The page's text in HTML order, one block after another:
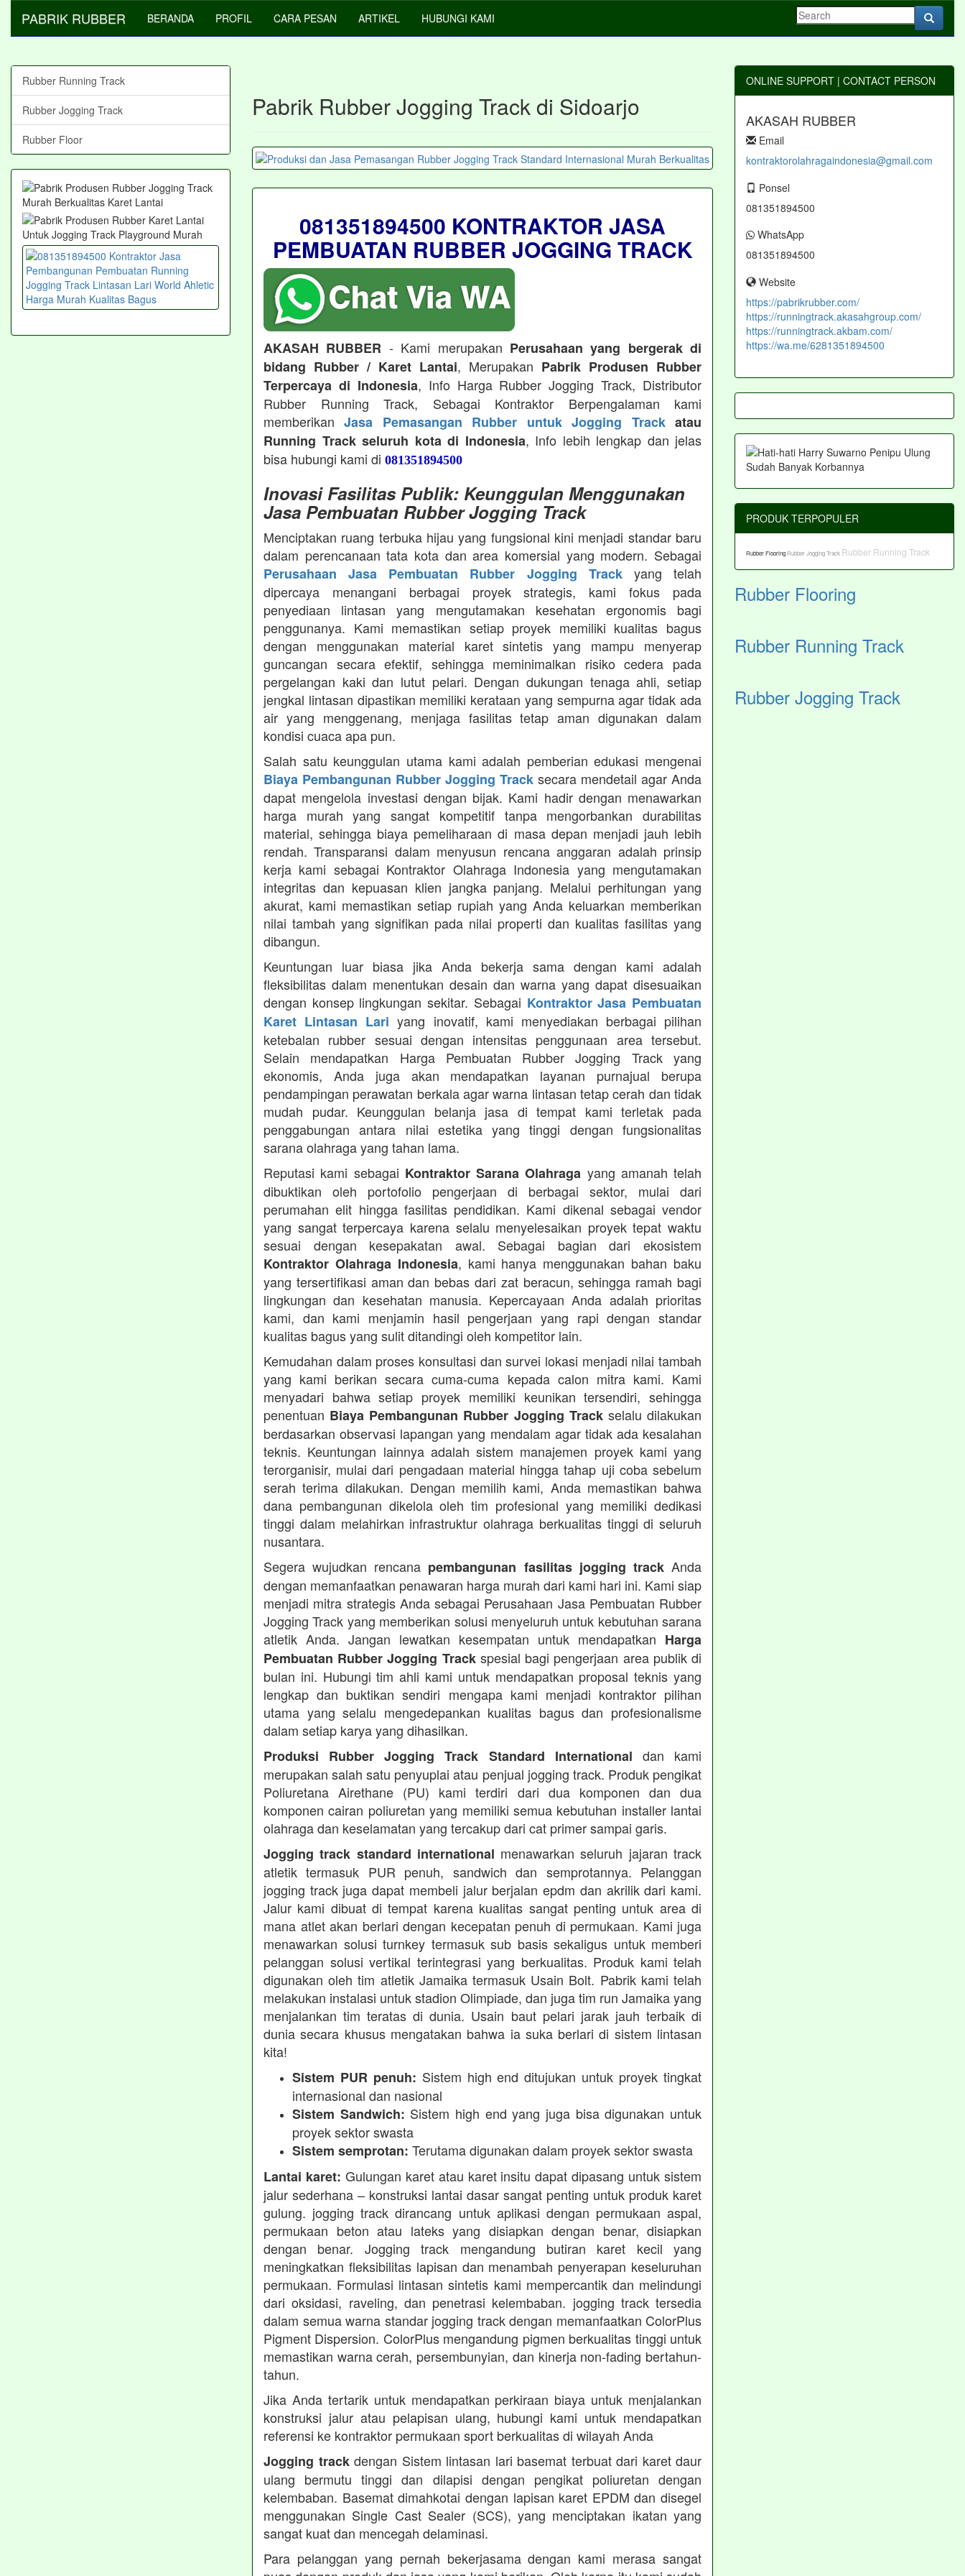
PABRIK RUBBER BERANDA PROFIL CARA PESAN ARTIKEL HUBUNGI KAMI
Pabrik Rubber Jogging Track di Sidoarjo
081351894500 KONTRAKTOR JASA
PEMBUATAN RUBBER JOGGING TRACK
AKASAH RUBBER - Kami merupakan Perusahaan yang bergerak di
bidang Rubber / Karet Lantai, Merupakan Pabrik Produsen Rubber
Terpercaya di Indonesia, Info Harga Rubber Jogging Track, Distributor
Rubber Running Track, Sebagai Kontraktor Berpengalaman kami
memberikanJasa Pemasangan Rubber untuk Jogging Trackatau
Running Track seluruh kota di Indonesia, Info lebih lengkap dan jelas
bisa hubungi kami di 081351894500
Inovasi Fasilitas Publik: Keunggulan Menggunakan
Jasa Pembuatan Rubber Jogging Track
Menciptakan ruang terbuka hijau yang fungsional kini menjadi standar baru
dalam perencanaan tata kota dan area komersial yang modern. Sebagai
Perusahaan Jasa Pembuatan Rubber Jogging Trackyang telah
dipercaya menangani berbagai proyek strategis, kami fokus pada
penyediaan lintasan yang mengutamakan kesehatan ergonomis bagi
penggunanya. Kami memastikan setiap proyek memiliki kualitas bagus
dengan menggunakan material karet sintetis yang mampu menyerap
guncangan secara efektif, sehingga meminimalkan risiko cedera pada
pergelangan kaki dan lutut pelari. Dengan dukungan tenaga ahli, setiap
jengkal lintasan dipastikan memiliki kerataan yang sempurna agar tidak ada
air yang menggenang, menjaga fasilitas tetap aman digunakan dalam
kondisi cuaca apa pun.
Salah satu keunggulan utama kami adalah pemberian edukasi mengenai
Biaya Pembangunan Rubber Jogging Track secara mendetail agar Anda
dapat mengelola investasi dengan bijak. Kami hadir dengan menawarkan
harga murah yang sangat kompetitif tanpa mengorbankan durabilitas
material, sehingga biaya pemeliharaan di masa depan menjadi jauh lebih
rendah. Transparansi dalam menyusun rencana anggaran adalah prinsip
kerja kami sebagai Kontraktor Olahraga Indonesia yang mengutamakan
integritas dan kepuasan klien jangka panjang. Melalui perhitungan yang
akurat, kami memastikan setiap rupiah yang Anda keluarkan memberikan
nilai tambah yang signifikan pada nilai properti dan kualitas fasilitas yang
dibangun.
Keuntungan luar biasa jika Anda bekerja sama dengan kami adalah
fleksibilitas dalam menentukan desain dan warna yang dapat disesuaikan
dengan konsep lingkungan sekitar. Sebagai Kontraktor Jasa Pembuatan
Karet Lintasan Lari yang inovatif, kami menyediakan berbagai pilihan
ketebalan rubber sesuai dengan intensitas penggunaan area tersebut.
Selain mendapatkan Harga Pembuatan Rubber Jogging Track yang
ekonomis, Anda juga akan mendapatkan layanan purnajual berupa
pendampingan perawatan berkala agar warna lintasan tetap cerah dan tidak
mudah pudar. Keunggulan belanja jasa di tempat kami terletak pada
penggabungan antara nilai estetika yang tinggi dengan fungsionalitas
sarana olahraga yang tahan lama.
Reputasi kami sebagai Kontraktor Sarana Olahraga yang amanah telah
dibuktikan oleh portofolio pengerjaan di berbagai sektor, mulai dari
perumahan elit hingga fasilitas pendidikan. Kami dikenal sebagai vendor
yang sangat terpercaya karena selalu menyelesaikan proyek tepat waktu
sesuai dengan kesepakatan awal. Sebagai bagian dari ekosistem
Kontraktor Olahraga Indonesia, kami hanya menggunakan bahan baku
yang tersertifikasi aman dan bebas dari zat beracun, sehingga ramah bagi
lingkungan dan kesehatan manusia. Kepercayaan Anda adalah prioritas
kami, dan kami menjamin hasil pengerjaan yang rapi dengan standar
kualitas bagus yang sulit ditandingi oleh kompetitor lain.
Kemudahan dalam proses konsultasi dan survei lokasi menjadi nilai tambah
yang kami berikan secara cuma-cuma kepada calon mitra kami. Kami
menyadari bahwa setiap proyek memiliki keunikan tersendiri, sehingga
penentuan Biaya Pembangunan Rubber Jogging Trackselalu dilakukan
berdasarkan observasi lapangan yang mendalam agar tidak ada kesalahan
teknis. Keuntungan lainnya adalah sistem manajemen proyek kami yang
terorganisir, mulai dari pengadaan material hingga tahap uji coba sebelum
serah terima dilakukan. Dengan memilih kami, Anda memastikan bahwa
dana pembangunan dikelola oleh tim profesional yang memiliki dedikasi
tinggi dalam melahirkan infrastruktur olahraga berkualitas tinggi di seluruh
nusantara.
Segera wujudkan rencana pembangunan fasilitas jogging trackAnda
dengan memanfaatkan penawaran harga murah dari kami hari ini. Kami siap
menjadi mitra strategis Anda sebagai Perusahaan Jasa Pembuatan Rubber
Jogging Track yang memberikan solusi menyeluruh untuk kebutuhan sarana
atletik Anda. Jangan lewatkan kesempatan untuk mendapatkan Harga
Pembuatan Rubber Jogging Trackspesial bagi pengerjaan area publik di
bulan ini. Hubungi tim ahli kami untuk mendapatkan proposal teknis yang
lengkap dan buktikan sendiri mengapa kami menjadi kontraktor pilihan
utama yang selalu mengedepankan kualitas bagus dan profesionalisme
dalam setiap karya yang dihasilkan.
Produksi Rubber Jogging Track Standard International dan kami
merupakan salah satu penyuplai atau penjual jogging track. Produk pengikat
Poliuretana Airethane (PU) kami terdiri dari dua komponen dan dua
komponen cairan poliuretan yang memiliki semua kebutuhan installer lantai
olahraga dan keselamatan yang tercakup dari cat primer sampai garis.
Jogging track standard international menawarkan seluruh jajaran track
atletik termasuk PUR penuh, sandwich dan semprotannya. Pelanggan
jogging track juga dapat membeli jalur berjalan epdm dan akrilik dari kami.
Jalur kami dibuat di tempat karena kualitas sangat penting untuk area di
mana atlet akan berlari dengan kecepatan penuh di permukaan. Kami juga
menawarkan solusi turnkey termasuk sub basis sekaligus untuk memberi
pelanggan solusi vertikal terintegrasi yang berkualitas. Produk kami telah
digunakan oleh tim atletik Jamaika termasuk Usain Bolt. Pabrik kami telah
melakukan instalasi untuk stadion Olimpiade, dan juga tim run Jamaika yang
menjalankan tim teratas di dunia. Usain baut pelari jarak jauh terbaik di
dunia secara khusus mengatakan bahwa ia suka berlari di sistem lintasan
kita!
Sistem PUR penuh: Sistem high end ditujukan untuk proyek tingkat
internasional dan nasional
Sistem Sandwich: Sistem high end yang juga bisa digunakan untuk
proyek sektor swasta
Sistem semprotan: Terutama digunakan dalam proyek sektor swasta
Lantai karet: Gulungan karet atau karet insitu dapat dipasang untuk sistem
jalur sederhana – konstruksi lantai dasar sangat penting untuk produk karet
gulung. jogging track dirancang untuk aplikasi dengan permukaan aspal,
permukaan beton atau lateks yang disiapkan dengan benar, disiapkan
dengan benar. Jogging track mengandung butiran karet kecil yang
meningkatkan fleksibilitas lapisan dan menambah penyerapan keseluruhan
permukaan. Formulasi lintasan sintetis kami mempercantik dan melindungi
dari oksidasi, raveling, dan penetrasi kelembaban. jogging track tersedia
dalam semua warna standar jogging track dengan memanfaatkan ColorPlus
Pigment Dispersion. ColorPlus mengandung pigmen berkualitas tinggi untuk
memastikan warna cerah, persembunyian, dan kinerja non-fading bertahun-
tahun.
Jika Anda tertarik untuk mendapatkan perkiraan biaya untuk menjalankan
konstruksi jalur atau pelapisan ulang, hubungi kami untuk mendapatkan
referensi ke kontraktor permukaan sport berkualitas di wilayah Anda
Jogging trackdengan Sistem lintasan lari basemat terbuat dari karet daur
ulang bermutu tinggi dan dilapisi dengan pengikat poliuretan dengan
kelembaban. Basemat dimahkotai dengan lapisan karet EPDM dan disegel
menggunakan Single Cast Sealer (SCS), yang menciptakan ikatan yang
sangat kuat dan mencegah delaminasi.
Para pelanggan yang pernah bekerjasama dengan kami merasa sangat
Rubber Running Track
Rubber Jogging Track
Rubber Floor
ONLINE SUPPORT | CONTACT PERSON
AKASAH RUBBER
Email
kontraktorolahragaindonesia@gmail.com
Ponsel
081351894500
WhatsApp
081351894500
Website
https://pabrikrubber.com/
https://runningtrack.akasahgroup.com/
https://runningtrack.akbam.com/
https://wa.me/6281351894500
PRODUK TERPOPULER
Rubber FlooringRubber Jogging Track Rubber Running Track
Rubber Flooring
Rubber Running Track
Rubber Jogging Track